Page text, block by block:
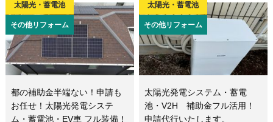
太陽光・蓄電池
その他リフォーム
都の補助金半端ない！申請も
お任せ！太陽光発電システ
ム・蓄電池・EV車 フル装備！
太陽光・蓄電池
その他リフォーム
太陽光発電システム・蓄電
池・V2H 補助金フル活用！
申請代行いたします。